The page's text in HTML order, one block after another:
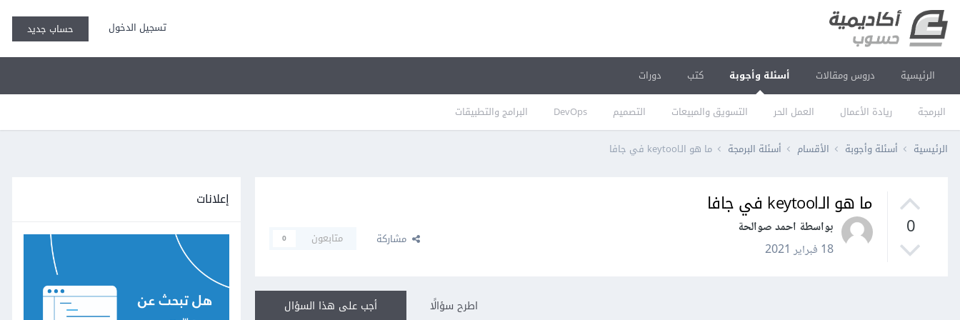
تسجيل الدخول حساب جديد
الرئيسية دروس ومقالات أسئلة وأجوبة
البرمجة ريادة الأعمال العمل الحر التسويق والمبيعات التصميم DevOps البرامج والتطبيقات
كتب دورات
الرئيسية أسئلة وأجوبة الأقسام أسئلة البرمجة ما هو الـkeytool في جافا
0
ما هو الـkeytool في جافا
بواسطة احمد صوالحة
18 فبراير 2021
مشاركة متابعون 0
أجب على هذا السؤال اطرح سؤالًا
إعلانات